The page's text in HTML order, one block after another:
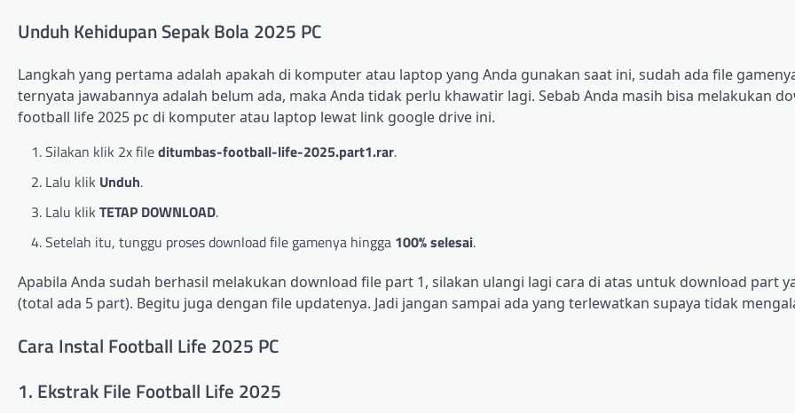
Unduh Kehidupan Sepak Bola 2025 PC
Langkah yang pertama adalah apakah di komputer atau laptop yang Anda gunakan saat ini, sudah ada file
ternyata jawabannya adalah belum ada, maka Anda tidak perlu khawatir lagi. Sebab Anda masih bisa melakukan
football life 2025 pc di komputer atau laptop lewat link google drive ini.
Silakan klik 2x fileditumbas-football-life-2025.part1.rar.
Lalu klik Unduh.
Lalu klik TETAP DOWNLOAD.
Setelah itu, tunggu proses download file gamenya hingga 100% selesai.
Apabila Anda sudah berhasil melakukan download file part 1, silakan ulangi lagi cara di atas untuk download part
(total ada 5 part). Begitu juga dengan file updatenya. Jadi jangan sampai ada yang terlewatkan supaya tidak
Cara Instal Football Life 2025 PC
1. Ekstrak File Football Life 2025